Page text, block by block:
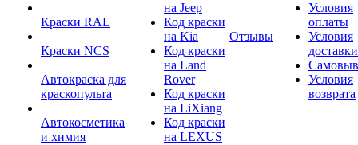
Краски RAL
Краски NCS
Автокраска для
краскопульта
Автокосметика
и химия
на Jeep
Код краски
на Kia
Код краски
на Land
Rover
Код краски
на LiXiang
Код краски
на LEXUS
Отзывы
Условия
оплаты
Условия
доставки
Условия
возврата